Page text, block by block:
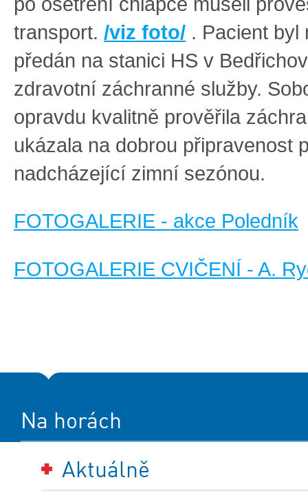
transport. /viz foto/ . Pacient byl
předán na stanici HS v
zdravotní záchranné služby.
opravdu kvalitně prověřila
ukázala na dobrou připravenost
nadcházející zimní sezónou.
FOTOGALERIE - akce Poledník
FOTOGALERIE CVIČENÍ - A.
Na horách
Aktuálně